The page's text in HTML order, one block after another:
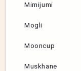
Mimijumi
Mogli
Mooncup
Muskhane